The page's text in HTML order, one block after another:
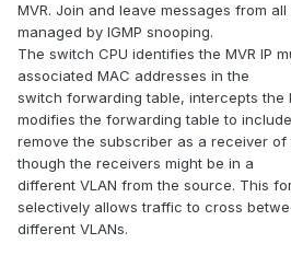
MVR. Join and leave messages from
managed by IGMP snooping.
The switch CPU identifies the MVR IP
associated MAC addresses in the
switch forwarding table, intercepts the
modifies the forwarding table to
remove the subscriber as a receiver
though the receivers might be in a
different VLAN from the source. This
selectively allows traffic to cross
different VLANs.